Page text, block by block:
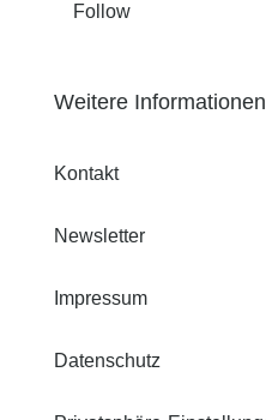
Follow
Weitere Informationen
Kontakt
Newsletter
Impressum
Datenschutz